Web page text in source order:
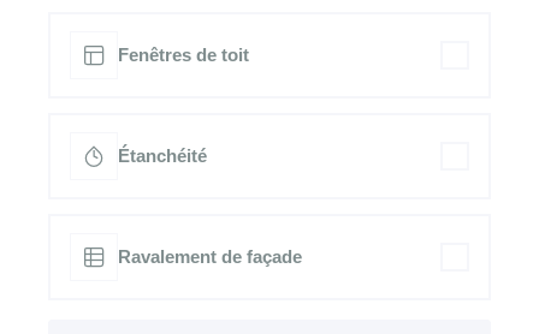
Fenêtres de toit
Étanchéité
Ravalement de façade